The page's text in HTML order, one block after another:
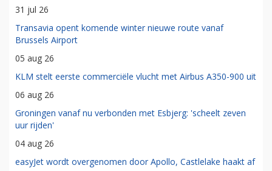
31 jul 26
Transavia opent komende winter nieuwe route vanaf
Brussels Airport
05 aug 26
KLM stelt eerste commerciële vlucht met Airbus A350-900 uit
06 aug 26
Groningen vanaf nu verbonden met Esbjerg: 'scheelt zeven
uur rijden'
04 aug 26
easyJet wordt overgenomen door Apollo, Castlelake haakt af